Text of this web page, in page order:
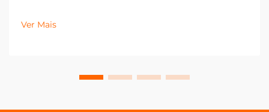
especialmente no que diz respeito a componentes
plásticos personalizados, como clipes de acrílico PP
Ver Mais